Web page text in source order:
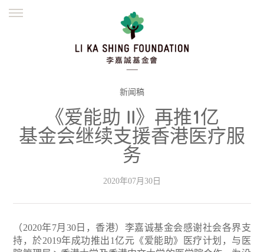
並肩同行
繁體
新闻稿
《爱能助 II》再推1亿
基金会继续支援香港医疗服
务
2020年07月30日
（2020年7月30日，香港）李嘉诚基金会感谢社会各界支
持，於2019年成功推出1亿元《爱能助》医疗计划，与医